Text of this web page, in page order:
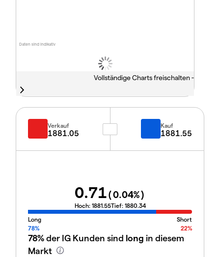
Daten sind indikativ
Vollständige Charts freischalten -
Verkauf
1881.05
Kauf
1881.55
0.71(0.04%)
Hoch: 1881.55Tief: 1880.34
Long
Short
78%
22%
78%der IG Kunden sind long in diesem
Markt